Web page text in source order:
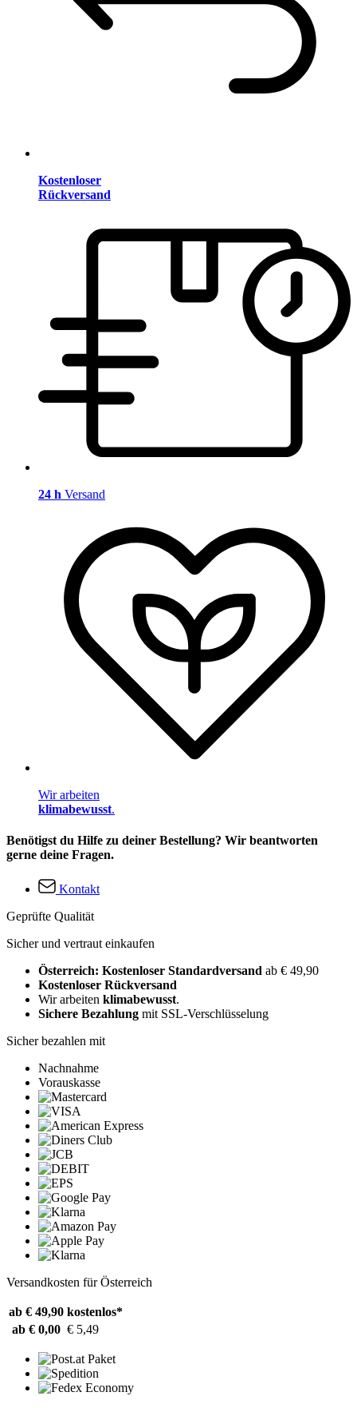
Kostenloser
Rückversand
24 h Versand
Wir arbeiten
klimabewusst.
Benötigst du Hilfe zu deiner Bestellung? Wir beantworten
gerne deine Fragen.
Kontakt
Geprüfte Qualität
Sicher und vertraut einkaufen
Österreich: Kostenloser Standardversand ab € 49,90
Kostenloser Rückversand
Wir arbeiten klimabewusst.
Sichere Bezahlung mit SSL-Verschlüsselung
Sicher bezahlen mit
Nachnahme
Vorauskasse
Versandkosten für Österreich
ab € 49,90 kostenlos*
ab € 0,00 € 5,49